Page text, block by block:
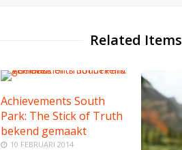
Related Items
Achievements South
Park: The Stick of Truth
bekend gemaakt
10 FEBRUARI 2014